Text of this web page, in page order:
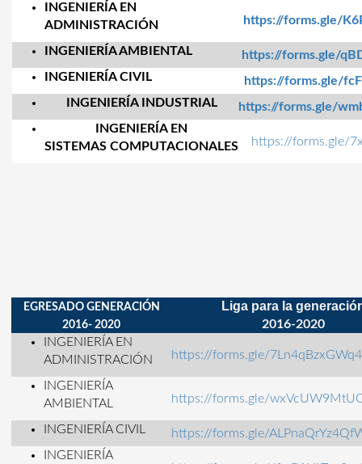
INGENIERÍA EN
ADMINISTRACIÓN
https://forms.gle/
INGENIERÍA AMBIENTAL
https://forms.gle/
INGENIERÍA CIVIL
https://forms.gle/
INGENIERÍA INDUSTRIAL
https://forms.gle/
INGENIERÍA EN
SISTEMAS COMPUTACIONALES https://forms.gle/
EGRESADO GENERACIÓN
2016- 2020
Liga para la
2016-2020
INGENIERÍA EN
ADMINISTRACIÓN
https://forms.gle/
INGENIERÍA
AMBIENTAL
https://forms.gle/
INGENIERÍA CIVIL
https://forms.gle/
INGENIERÍA